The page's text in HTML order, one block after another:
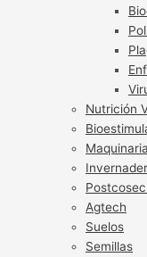
Nutrición
Maquinaria
Agtech
Suelos
Semillas